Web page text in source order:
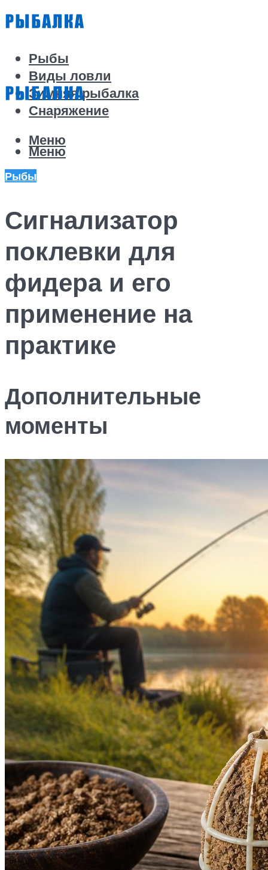
Рыбы
Виды ловли
Зимняя рыбалка
Снаряжение
Меню
Меню
Рыбы
Сигнализатор
поклевки для
фидера и его
применение на
практике
Дополнительные
моменты